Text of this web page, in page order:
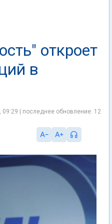
откроет
в
09:29 | последнее обновление: 12